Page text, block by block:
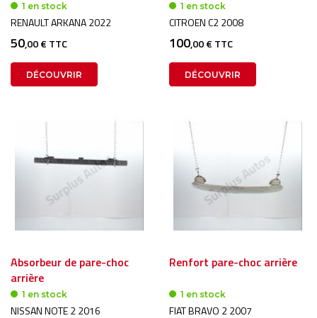
1 en stock
RENAULT ARKANA 2022
50,00 € TTC
DÉCOUVRIR
1 en stock
CITROEN C2 2008
100,00 € TTC
DÉCOUVRIR
Absorbeur de pare-choc
arrière
1 en stock
NISSAN NOTE 2 2016
Renfort pare-choc arrière
1 en stock
FIAT BRAVO 2 2007